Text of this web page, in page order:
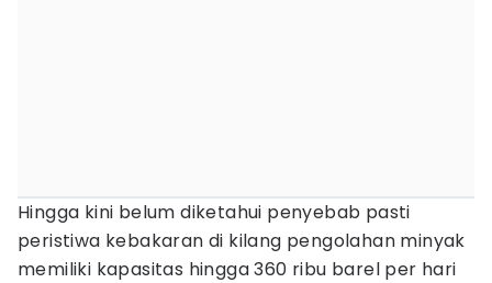
Hingga kini belum diketahui penyebab pasti
peristiwa kebakaran di kilang pengolahan minyak
memiliki kapasitas hingga 360 ribu barel per hari